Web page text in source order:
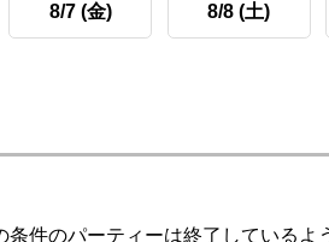
8/7 (金) 8/8 (土)
条件のパーティーは終了しているよ